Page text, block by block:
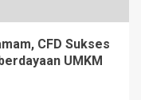
CFD Sukses
UMKM